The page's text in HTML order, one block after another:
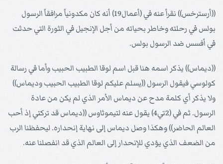
((أرسترخس)) نقرأ عنه في (أعمال19) أنه كان مكدونياً مرافقاً الرسول
بولس في رحلته وخاطر بحياته من أجل الإنجيل في الثورة التي حدثت
في أفسس ضد الرسول بولس.
((ديماس)) يذكر اسمه هنا قبل اسم لوقا الطبيب الحبيب وأما في رسالة
كولوسي فيقول الرسول ((يسلم عليكم لوقا الطبيب الحبيب وديماس))
ولا يذكر أي كلمة مدح عن ديماس الأمر الذي لم يكن من عادة
الرسول. ثم في (2تي4) يقول عنه لتيموثاوس ((ديماس قد تركني إذ أحب
العالم الحاضر)) وهكذا وصل ديماس إلى نهاية إنحداره. ليحفظنا الرب
من الضعف الذي يؤدي للإنحدار إلى العالم الذي قد انفصلنا عنه.